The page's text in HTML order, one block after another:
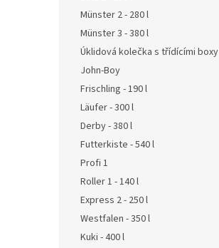
Münster 2 - 280 l
Münster 3 - 380 l
Úklidová kolečka s třídícími boxy
John-Boy
Frischling - 190 l
Läufer - 300 l
Derby - 380 l
Futterkiste - 540 l
Profi 1
Roller 1 - 140 l
Express 2 - 250 l
Westfalen - 350 l
Kuki - 400 l